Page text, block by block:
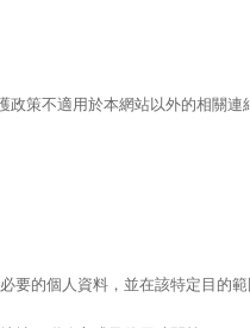
策不適用於本網站以外的相關
的個人資料，並在該特定目的